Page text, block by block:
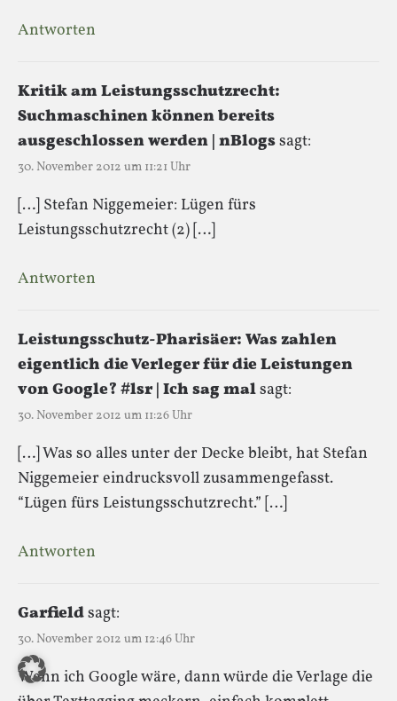
Antworten
Kritik am Leistungsschutzrecht:
Suchmaschinen können bereits
ausgeschlossen werden | nBlogssagt:
30. November 2012 um 11:21 Uhr
[…] Stefan Niggemeier: Lügen fürs
Leistungsschutzrecht (2) […]
Antworten
Leistungsschutz-Pharisäer: Was zahlen
eigentlich die Verleger für die Leistungen
von Google? #lsr | Ich sag malsagt:
30. November 2012 um 11:26 Uhr
[…] Was so alles unter der Decke bleibt, hat Stefan
Niggemeier eindrucksvoll zusammengefasst.
“Lügen fürs Leistungsschutzrecht.” […]
Antworten
Garfieldsagt:
30. November 2012 um 12:46 Uhr
Wenn ich Google wäre, dann würde die Verlage die